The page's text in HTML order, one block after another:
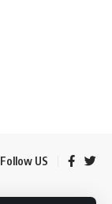
Follow US